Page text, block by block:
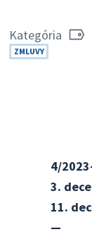
Kategória
ZMLUVY
4/
3.
11.
—